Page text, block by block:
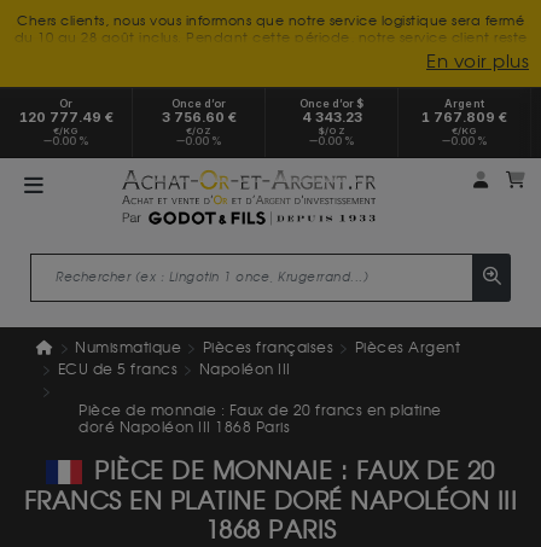
Chers clients, nous vous informons que notre service logistique sera fermé
du 10 au 28 août inclus. Pendant cette période, notre service client reste
à votre disposition tout l'été. Vous pouvez nous joindre du lundi au
vendredi, de 9h30 à 18h, pour toute demande d'information.
Nous vous remercions de votre compréhension et vous souhaitons un
excellent été.
En voir plus
Or
120 777.49 €
€/KG
0.00 %
Once d’or
3 756.60 €
€/OZ
0.00 %
Once d’or $
4 343.23
$/OZ
0.00 %
Argent
1 767.809 €
€/KG
0.00 %
Mon
Numismatique Pièces françaises
Pièces Argent
ECU de 5 francs
Napoléon III
Pièce de monnaie : Faux de 20 francs en platine
doré Napoléon III 1868 Paris
PIÈCE DE MONNAIE : FAUX DE 20
FRANCS EN PLATINE DORÉ NAPOLÉON III
1868 PARIS